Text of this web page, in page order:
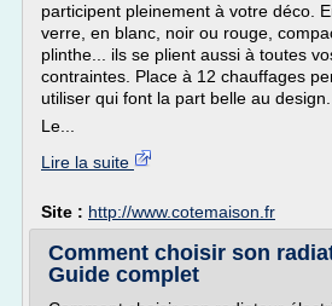
participent pleinement à votre déco.
verre, en blanc, noir ou rouge,
plinthe... ils se plient aussi à toutes
contraintes. Place à 12 chauffages
utiliser qui font la part belle au design.
Le...
Lire la suite
Site : http://www.cotemaison.fr
Comment choisir son
Guide complet